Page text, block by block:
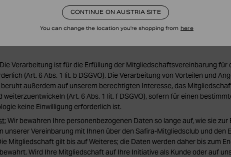
CONTINUE ON AUSTRIA SITE
You can change the location you're shopping from here
(Postanschrift, E-Mail-Adresse, Telefonnummer).
Die Verarbeitung ist für die Erfüllung der Mitgliedschaftsvereinbarung für
(Art. 6 Abs. 1 lit. b DSGVO). Die Verarbeitung von Vorteilen und
außerdem auf unserem berechtigten Interesse, das
weiterzuentwickeln (Art. 6 Abs. 1 lit. f DSGVO), sofern für einen
keine Einwilligung erforderlich ist.
Wir bewahren Ihre personenbezogenen Daten so lange auf, wie sie zur
unserer Vereinbarung mit Ihnen über den Safira-Mitgliedsclub und den
Mitgliedschaft gilt bis auf Weiteres; die Daten werden daher bis zum
Wird Ihre Mitgliedschaft auf Ihre Initiative als Kunde oder auf